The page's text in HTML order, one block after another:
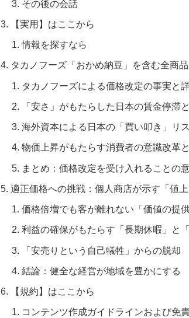
その後の会話
【実用】はここから
情報を探すなら
タカノフーズ「おかめ納豆」を含む全商
タカノフーズによる価格改定の事実と
「安さ」がもたらした日本の賃金停滞
海外資本による日本の「買い叩き」リ
物価上昇がもたらす消費者の意識改革
まとめ：価格改定を受け入れることの
適正価格への挑戦：個人商店が示す「値
価格倍増でも客が離れない「価値の提供
利益の確保がもたらす「長期休暇」と
「安売りという自己犠牲」からの脱却
結論：健全な経営が地域を豊かにする
【規約】はここから
コンテンツ作成ガイドラインおよび免